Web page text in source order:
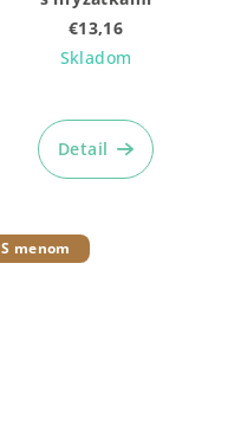
€13,16
Skladom
Detail
S menom